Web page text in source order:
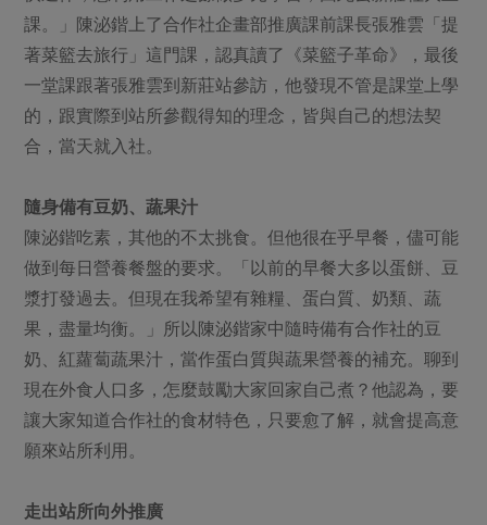
課。」陳泌鍇上了合作社企畫部推廣課前課長張雅雲「提
著菜籃去旅行」這門課，認真讀了《菜籃子革命》，最後
一堂課跟著張雅雲到新莊站參訪，他發現不管是課堂上學
的，跟實際到站所參觀得知的理念，皆與自己的想法契
合，當天就入社。
隨身備有豆奶、蔬果汁
陳泌鍇吃素，其他的不太挑食。但他很在乎早餐，儘可能
做到每日營養餐盤的要求。「以前的早餐大多以蛋餅、豆
漿打發過去。但現在我希望有雜糧、蛋白質、奶類、蔬
果，盡量均衡。」所以陳泌鍇家中隨時備有合作社的豆
奶、紅蘿蔔蔬果汁，當作蛋白質與蔬果營養的補充。聊到
現在外食人口多，怎麼鼓勵大家回家自己煮？他認為，要
讓大家知道合作社的食材特色，只要愈了解，就會提高意
願來站所利用。
走出站所向外推廣